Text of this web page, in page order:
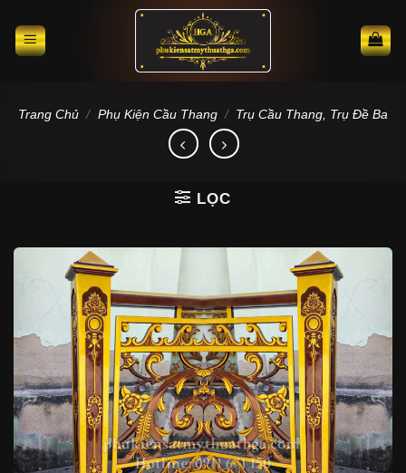
content
Trang Chủ / Phụ Kiện Cầu Thang / Trụ Cầu Thang, Trụ Đề Ba
LỌC